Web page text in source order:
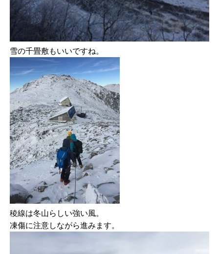
雪の千畳敷もいいですね。
稜線は冬山らしい強い風。
凍傷に注意しながら進みます。